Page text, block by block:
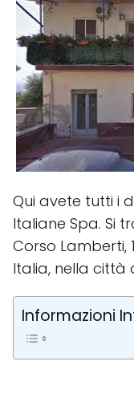
Qui avete tutti i
Italiane Spa. Si
Corso Lamberti,
Italia, nella città
Informazioni